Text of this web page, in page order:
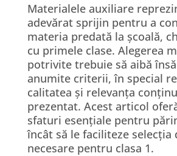
Materialele auxiliare
adevărat sprijin pentru a
materia predată la școală,
cu primele clase. Alegerea
potrivite trebuie să aibă
anumite criterii, în special
calitatea și relevanța
prezentat. Acest articol
sfaturi esențiale pentru
încât să le faciliteze selecția
necesare pentru clasa 1.